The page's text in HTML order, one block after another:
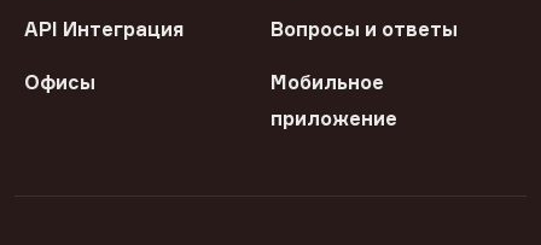
API Интеграция Вопросы и ответы
Офисы
Мобильное
приложение